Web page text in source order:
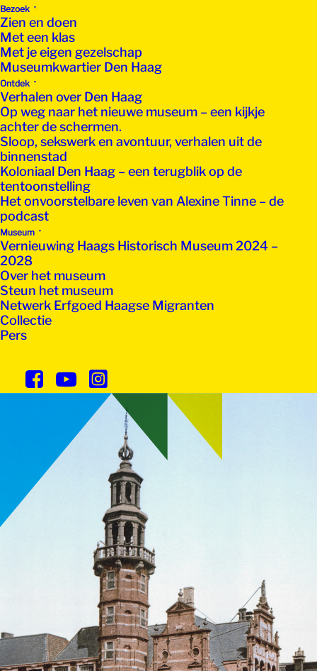
Bezoek
Zien en doen
Met een klas
Met je eigen gezelschap
Museumkwartier Den Haag
Ontdek
Verhalen over Den Haag
Op weg naar het nieuwe museum – een kijkje
achter de schermen.
Sloop, sekswerk en avontuur, verhalen uit de
binnenstad
Koloniaal Den Haag – een terugblik op de
tentoonstelling
Het onvoorstelbare leven van Alexine Tinne – de
podcast
Museum
Vernieuwing Haags Historisch Museum 2024 –
2028
Over het museum
Steun het museum
Netwerk Erfgoed Haagse Migranten
Collectie
Pers